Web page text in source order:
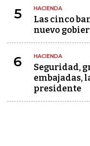
5 HACIENDA
Las cinco
nuevo
6 HACIENDA
Seguridad,
embajadas,
presidente